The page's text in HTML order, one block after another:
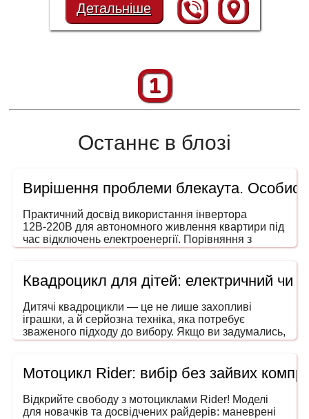
Детальніше
1
Останнє в блозі
Вирішення проблеми блекаута.
Практичний досвід використання інвертора
12В-220В для автономного живлення квартири під
час відключень електроенергії. Порівняння з
генераторами, ДБЖ і power station. На що звертати
Квадроцикл для дітей: електричний чи
Дитячі квадроцикли — це не лише захопливі
іграшки, а й серйозна техніка, яка потребує
зваженого підходу до вибору. Якщо ви задумались,
як обрати квадроцикл для дитини, то ця інструкція
та в межах вашого бюджету. Адже йдеться не
просто про розвагу — мова про безпечний
транспорт, що розвиває координацію, увагу та
навички водіння ще змалечку.
Мотоцикл Rider: вибір без зайвих
Відкрийте свободу з мотоциклами Rider! Моделі
для новачків та досвідчених райдерів: маневрені